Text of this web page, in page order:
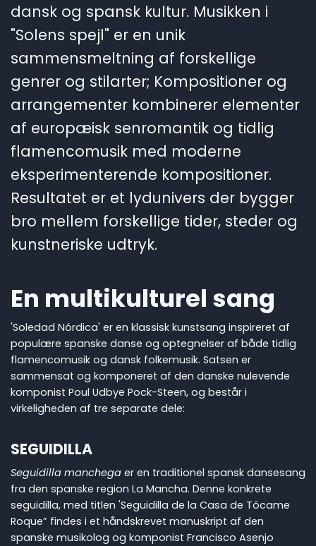
dansk og spansk kultur. Musikken i
"Solens spejl" er en unik
sammensmeltning af forskellige
genrer og stilarter; Kompositioner og
arrangementer kombinerer elementer
af europæisk senromantik og tidlig
flamencomusik med moderne
eksperimenterende kompositioner.
Resultatet er et lydunivers der bygger
bro mellem forskellige tider, steder og
kunstneriske udtryk.
En multikulturel sang
'Soledad Nórdica' er en klassisk kunstsang inspireret af
populære spanske danse og optegnelser af både tidlig
flamencomusik og dansk folkemusik. Satsen er
sammensat og komponeret af den danske nulevende
komponist Poul Udbye Pock-Steen, og består i
virkeligheden af tre separate dele:
SEGUIDILLA
Seguidilla manchega er en traditionel spansk dansesang
fra den spanske region La Mancha. Denne konkrete
seguidilla, med titlen 'Seguidilla de la Casa de Tócame
Roque” findes i et håndskrevet manuskript af den
spanske musikolog og komponist Francisco Asenjo